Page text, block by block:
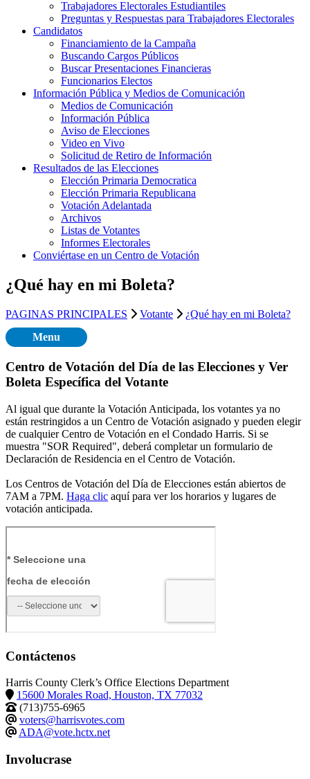
Trabajadores Electorales Estudiantiles
Preguntas y Respuestas para Trabajadores Electorales
Candidatos
Financiamiento de la Campaña
Buscando Cargos Públicos
Buscar Presentaciones Financieras
Funcionarios Electos
Información Pública y Medios de Comunicación
Medios de Comunicación
Información Pública
Aviso de Elecciones
Video en Vivo
Solicitud de Retiro de Información
Resultados de las Elecciones
Elección Primaria Democratica
Elección Primaria Republicana
Votación Adelantada
Archivos
Listas de Votantes
Informes Electorales
Conviértase en un Centro de Votación
¿Qué hay en mi Boleta?
PAGINAS PRINCIPALES Votante
¿Qué hay en mi Boleta?
Menu
Centro de Votación del Día de las Elecciones y Ver
Boleta Específica del Votante
Al igual que durante la Votación Anticipada, los votantes ya no
están restringidos a un Centro de Votación asignado y pueden elegir
de cualquier Centro de Votación en el Condado Harris. Si se
muestra "SOR Required", deberá completar un formulario de
Declaración de Residencia en el Centro de Votación.
Los Centros de Votación del Día de Elecciones están abiertos de
7AM a 7PM. Haga clic aquí para ver los horarios y lugares de
votación anticipada.
Contáctenos
Harris County Clerk’s Office Elections Department
15600 Morales Road, Houston, TX 77032
(713)755-6965
voters@harrisvotes.com
ADA@vote.hctx.net
Involucrase